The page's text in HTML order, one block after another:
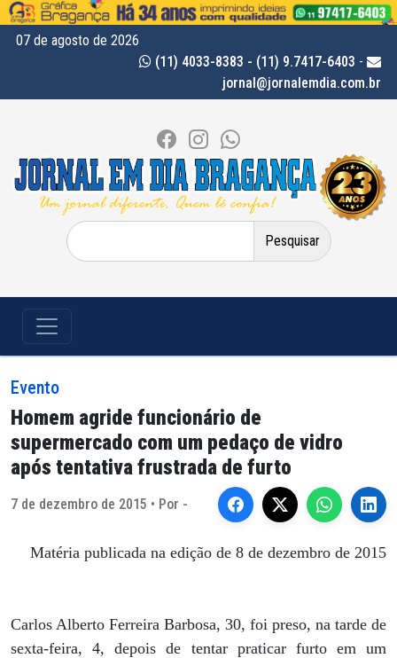
07 de agosto de 2026
(11) 4033-8383 - (11) 9.7417-6403 -
jornal@jornalemdia.com.br
Pesquisar
por:
Evento
Homem agride funcionário de
supermercado com um pedaço de vidro
após tentativa frustrada de furto
7 de dezembro de 2015 • Por -
Matéria publicada na edição de 8 de dezembro de 2015
Carlos Alberto Ferreira Barbosa, 30, foi preso, na tarde de
sexta-feira, 4, depois de tentar praticar furto em um